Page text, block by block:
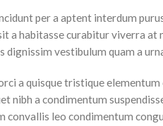
per a aptent interdum
a habitasse curabitur viverra at
vestibulum quam a
a quisque tristique
nibh a condimentum
convallis leo condimentum